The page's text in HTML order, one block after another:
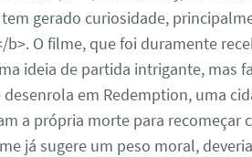
gerado curiosidade,
b>. O filme, que foi duramente
ideia de partida intrigante, mas
em Redemption, uma
a própria morte para recomeçar
já sugere um peso moral,